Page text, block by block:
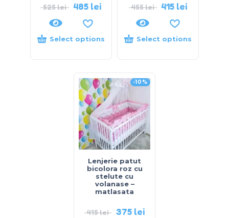
525lei 485 lei
Select options
455lei 415 lei
Select options
-10%
Lenjerie patut
bicolora roz cu
stelute cu
volanase –
matlasata
415lei 375 lei